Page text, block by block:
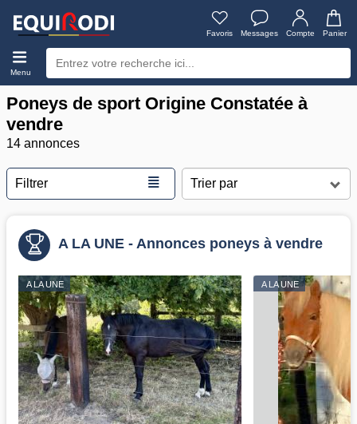
Favoris Messages Compte Panier
Menu
Poneys de sport Origine Constatée à
vendre
14 annonces
Filtrer ≣
A LA UNE - Annonces poneys à vendre
A LA UNE A LA UNE